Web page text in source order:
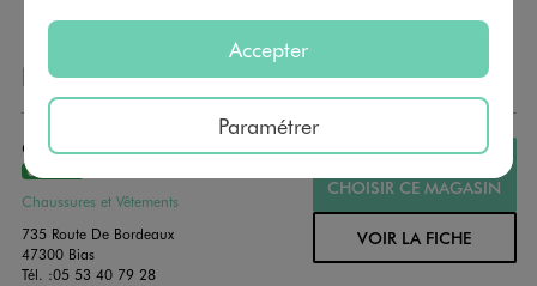
NOS AUTRES MAGASINS
GEMO VILLENEUVE SUR LOT
OUVERT
Chaussures et Vêtements
735 Route De Bordeaux
47300 Bias
Tél. :05 53 40 79 28
CHOISIR CE MAGASIN
VOIR LA FICHE
Accepter
Paramétrer